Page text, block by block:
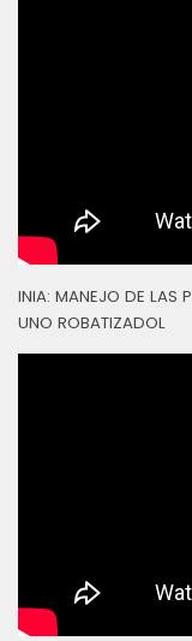
INIA: MANEJO DE LAS
UNO ROBATIZADOL